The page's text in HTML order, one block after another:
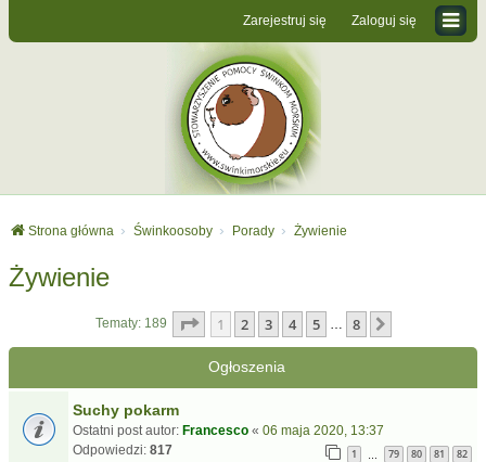
Zaloguj się
Zarejestruj się
Strona główna Świnkoosoby Porady Żywienie
Żywienie
Tematy: 189 Strona1 z8
1 2 3 4 5 … 8
Ogłoszenia
Suchy pokarm
Ostatni post autor: Francesco « 06 maja 2020, 13:37
Odpowiedzi: 817 1 79 80 81 82